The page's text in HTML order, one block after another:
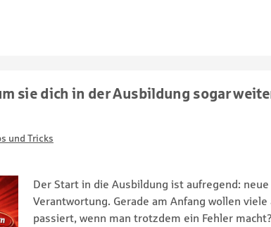
sie dich in der Ausbildung sogar
und Tricks
Der Start in die Ausbildung ist aufregend:
Verantwortung. Gerade am Anfang wollen
passiert, wenn man trotzdem ein Fehler macht?